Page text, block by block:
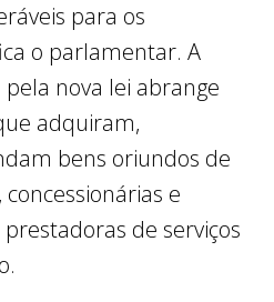
para os
o parlamentar. A
nova lei abrange
adquiram,
bens oriundos de
e
de serviços